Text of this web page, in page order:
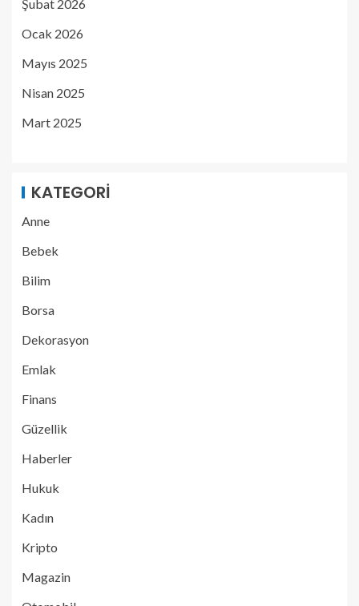
Şubat 2026
Ocak 2026
Mayıs 2025
Nisan 2025
Mart 2025
KATEGORI
Anne
Bebek
Bilim
Borsa
Dekorasyon
Emlak
Finans
Güzellik
Haberler
Hukuk
Kadın
Kripto
Magazin